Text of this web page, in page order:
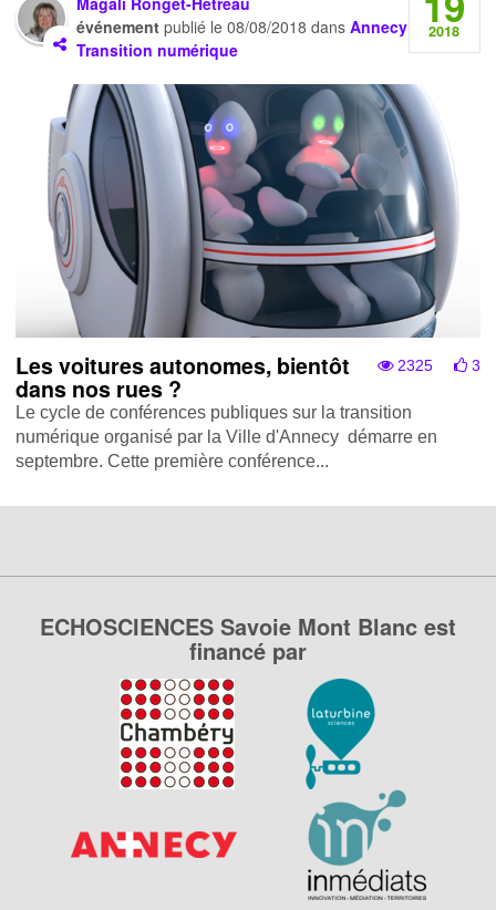
événement publié le08/08/2018 dansAnnecy
Transition numérique
2018
2325 3
Les voitures autonomes, bientôt
dans nos rues ?
Le cycle de conférences publiques sur la transition
numérique organisé par la Ville d'Annecy démarre en
septembre. Cette première conférence...
ECHOSCIENCES Savoie Mont Blanc est
financé par